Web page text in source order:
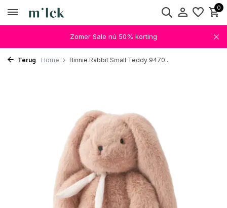
0
Zomer Sale nú 50% korting
Terug Home Binnie Rabbit Small Teddy 9470...